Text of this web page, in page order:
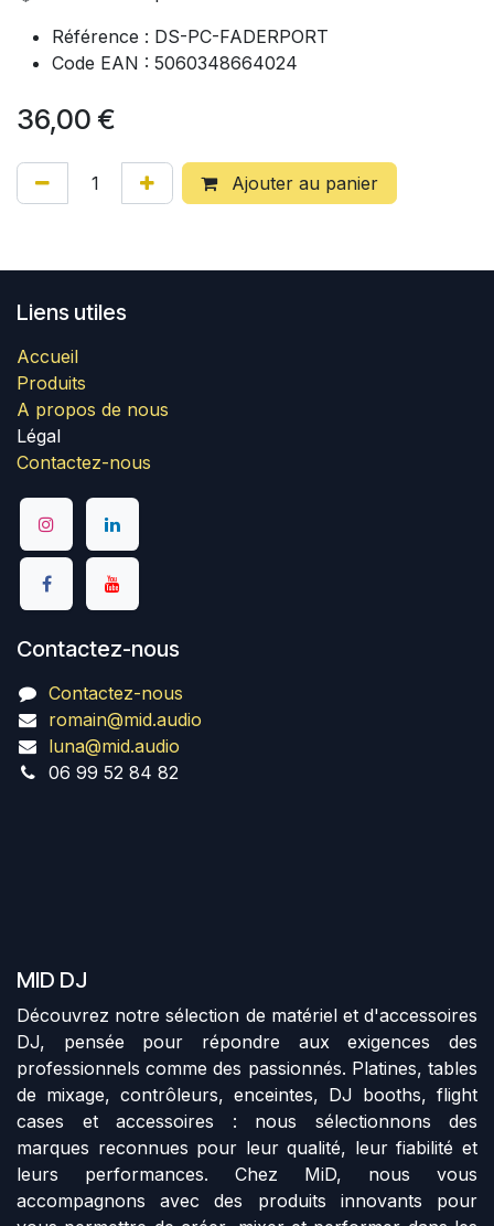
Référence : DS-PC-FADERPORT
Code EAN : 5060348664024
36,00 €
Ajouter au panier
Liens utiles
Accueil
Produits
A propos de nous
Légal
Contactez-nous
Contactez-nous
Contactez-nous
romain@mid.audio
luna@mid.audio
06 99 52 84 82
MID DJ
Découvrez notre sélection de matériel et d'accessoires
DJ, pensée pour répondre aux exigences des
professionnels comme des passionnés. Platines, tables
de mixage, contrôleurs, enceintes, DJ booths, flight
cases et accessoires : nous sélectionnons des
marques reconnues pour leur qualité, leur fiabilité et
leurs performances. Chez MiD, nous vous
accompagnons avec des produits innovants pour